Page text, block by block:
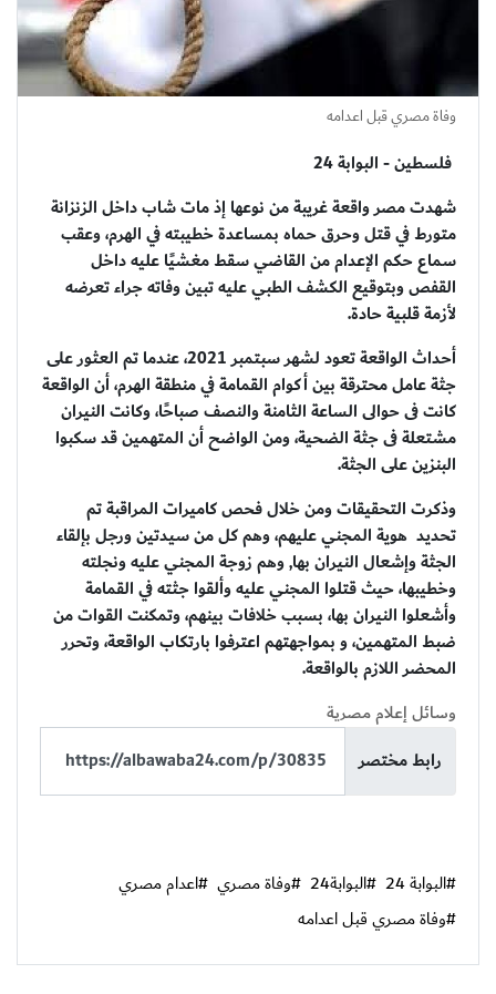
وفاة مصري قبل اعدامه
فلسطين - البوابة 24
شهدت مصر واقعة غريبة من نوعها إذ مات شاب داخل الزنزانة
متورط في قتل وحرق حماه بمساعدة خطيبته في الهرم، وعقب
سماع حكم الإعدام من القاضي سقط مغشيًا عليه داخل
القفص وبتوقيع الكشف الطبي عليه تبين وفاته جراء تعرضه
لأزمة قلبية حادة.
أحداث الواقعة تعود لشهر سبتمبر 2021، عندما تم العثور على
جثة عامل محترقة بين أكوام القمامة في منطقة الهرم، أن الواقعة
كانت فى حوالى الساعة الثامنة والنصف صباحًا، وكانت النيران
مشتعلة فى جثة الضحية، ومن الواضح أن المتهمين قد سكبوا
البنزين على الجثة.
وذكرت التحقيقات ومن خلال فحص كاميرات المراقبة تم
تحديد هوية المجني عليهم، وهم كل من سيدتين ورجل بإلقاء
الجثة وإشعال النيران بها, وهم زوجة المجني عليه ونجلته
وخطيبها، حيث قتلوا المجني عليه وألقوا جثته في القمامة
وأشعلوا النيران بها، بسبب خلافات بينهم، وتمكنت القوات من
ضبط المتهمين، و بمواجهتهم اعترفوا بارتكاب الواقعة، وتحرر
المحضر اللازم بالواقعة.
وسائل إعلام مصرية
رابط مختصر
#البوابة 24 #البوابة24 #وفاة مصري #اعدام مصري
#وفاة مصري قبل اعدامه